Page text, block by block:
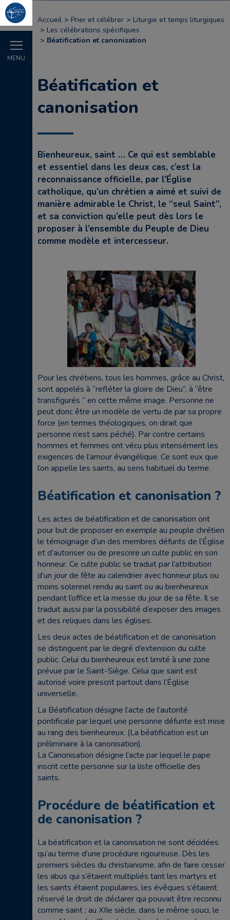
MENU
Accueil Prier et célébrer
Liturgie et temps liturgiques
Les célébrations spécifiques
Béatification et canonisation
Béatification et
canonisation
Bienheureux, saint … Ce qui est semblable
et essentiel dans les deux cas, c’est la
reconnaissance officielle, par l’Église
catholique, qu’un chrétien a aimé et suivi de
manière admirable le Christ, le “seul Saint”,
et sa conviction qu’elle peut dès lors le
proposer à l’ensemble du Peuple de Dieu
comme modèle et intercesseur.
Pour les chrétiens, tous les hommes, grâce au Christ,
sont appelés à “refléter la gloire de Dieu”, à “être
transfigurés ” en cette même image. Personne ne
peut donc être un modèle de vertu de par sa propre
force (en termes théologiques, on dirait que
personne n’est sans péché). Par contre certains
hommes et femmes ont vécu plus intensément les
exigences de l’amour évangélique. Ce sont eux que
l’on appelle les saints, au sens habituel du terme.
Béatification et canonisation ?
Les actes de béatification et de canonisation ont
pour but de proposer en exemple au peuple chrétien
le témoignage d’un des membres défunts de l’Église
et d’autoriser ou de prescrire un culte public en son
honneur. Ce culte public se traduit par l’attribution
d’un jour de fête au calendrier avec honneur plus ou
moins solennel rendu au saint ou au bienheureux
pendant l’office et la messe du jour de sa fête. Il se
traduit aussi par la possibilité d’exposer des images
et des reliques dans les églises.
Les deux actes de béatification et de canonisation
se distinguent par le degré d’extension du culte
public. Celui du bienheureux est limité à une zone
prévue par le Saint-Siège. Celui que saint est
autorisé voire prescrit partout dans l’Église
universelle.
La Béatification désigne l’acte de l’autorité
pontificale par lequel une personne défunte est mise
au rang des bienheureux. (La béatification est un
préliminaire à la canonisation).
La Canonisation désigne l’acte par lequel le pape
inscrit cette personne sur la liste officielle des
saints.
Procédure de béatification et
de canonisation ?
La béatification et la canonisation ne sont décidées
qu’au terme d’une procédure rigoureuse. Dès les
premiers siècles du christianisme, afin de faire cesser
les abus qui s’étaient multipliés tant les martyrs et
les saints étaient populaires, les évêques s’étaient
réservé le droit de déclarer qui pouvait être reconnu
comme saint ; au XIIe siècle, dans le même souci, le